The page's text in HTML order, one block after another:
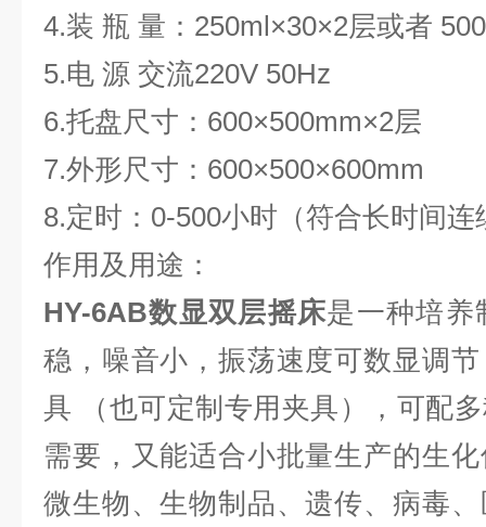
4.装 瓶 量：250ml×30×2层或者
5.电 源 交流220V 50Hz
6.托盘尺寸：600×500mm×2层
7.外形尺寸：600×500×600mm
8.定时：0-500小时（符合长时间连
作用及用途：
HY-6AB数显双层摇床是一种培养
稳，噪音小，振荡速度可数显调
具 （也可定制专用夹具），可配
需要，又能适合小批量生产的生
微生物、生物制品、遗传、病毒